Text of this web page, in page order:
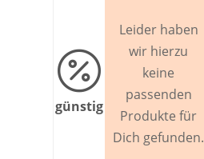

günstig
Leider haben
wir hierzu
keine
passenden
Produkte für
Dich gefunden.